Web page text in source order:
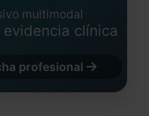
multimodal
clínica
profesional